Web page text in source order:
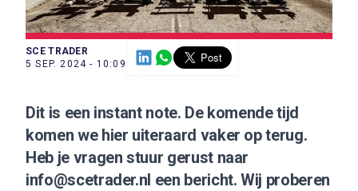
SCE TRADER
5 SEP. 2024 - 10:09
Dit is een instant note. De komende tijd
komen we hier uiteraard vaker op terug.
Heb je vragen stuur gerust naar
info@scetrader.nl een bericht. Wij proberen